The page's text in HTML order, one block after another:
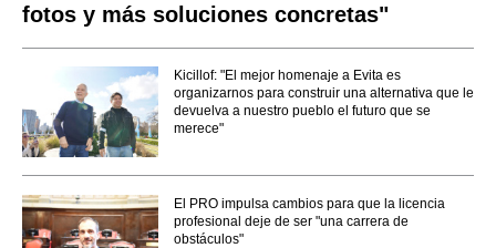
fotos y más soluciones concretas"
Kicillof: "El mejor homenaje a Evita es
organizarnos para construir una alternativa que le
devuelva a nuestro pueblo el futuro que se
merece"
El PRO impulsa cambios para que la licencia
profesional deje de ser "una carrera de
obstáculos"